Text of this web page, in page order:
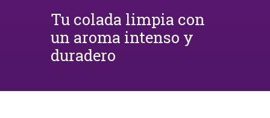
Tu colada limpia con
un aroma intenso y
duradero